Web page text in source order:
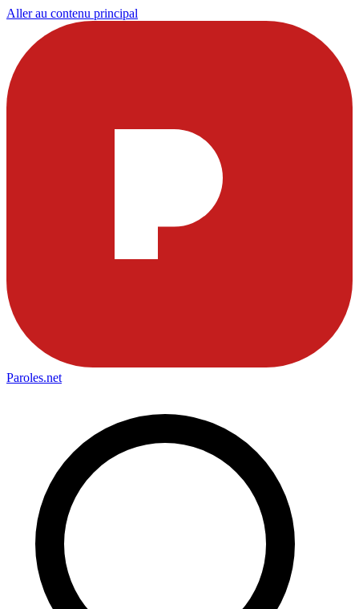
Aller au contenu principal
Paroles.net